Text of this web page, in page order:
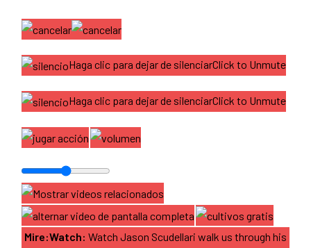
Haga clic para dejar de silenciarClick to Unmute
Haga clic para dejar de silenciarClick to Unmute
Mire:Watch: Watch Jason Scudellari walk us through his